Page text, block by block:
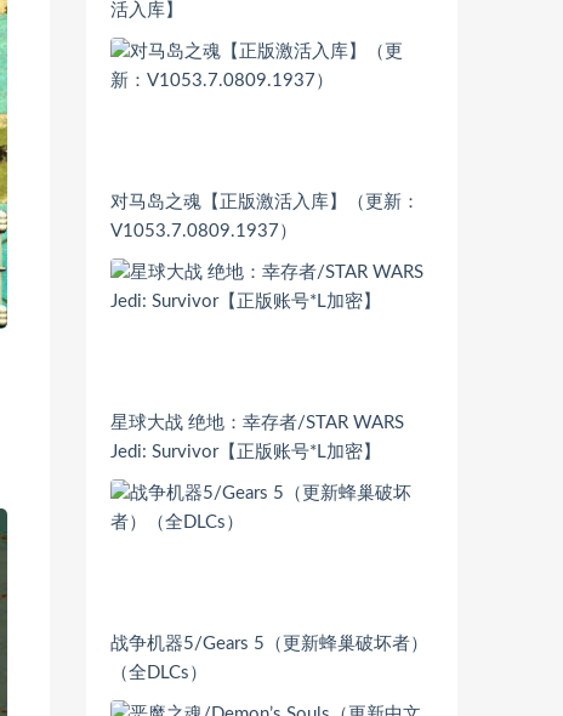
活入库】
对马岛之魂【正版激活入库】（更新：
V1053.7.0809.1937）
星球大战 绝地：幸存者/STAR WARS
Jedi: Survivor【正版账号*L加密】
战争机器5/Gears 5（更新蜂巢破坏者）
（全DLCs）